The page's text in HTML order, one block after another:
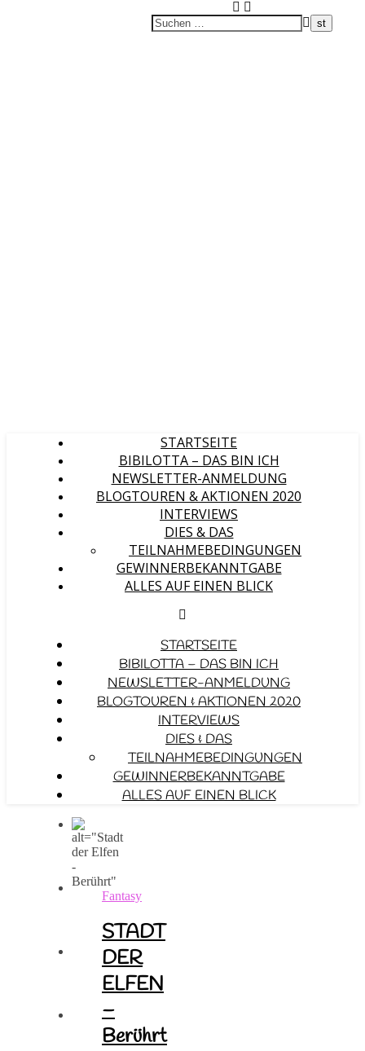
STARTSEITE
BIBILOTTA – DAS BIN ICH
NEWSLETTER-ANMELDUNG
BLOGTOUREN & AKTIONEN 2020
INTERVIEWS
DIES & DAS
TEILNAHMEBEDINGUNGEN
GEWINNERBEKANNTGABE
ALLES AUF EINEN BLICK
STARTSEITE
BIBILOTTA – DAS BIN ICH
NEWSLETTER-ANMELDUNG
BLOGTOUREN & AKTIONEN 2020
INTERVIEWS
DIES & DAS
TEILNAHMEBEDINGUNGEN
GEWINNERBEKANNTGABE
ALLES AUF EINEN BLICK
Fantasy
STADT
DER
ELFEN
–
Berührt